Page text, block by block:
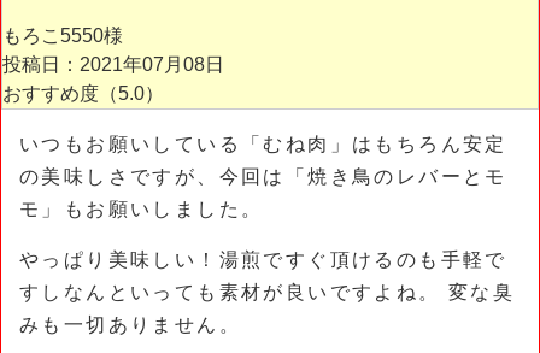
もろこ5550様
投稿日：2021年07月08日
おすすめ度（5.0）
いつもお願いしている「むね肉」はもちろん安定
の美味しさですが、今回は「焼き鳥のレバーとモ
モ」もお願いしました。
やっぱり美味しい！湯煎ですぐ頂けるのも手軽で
すしなんといっても素材が良いですよね。 変な臭
みも一切ありません。